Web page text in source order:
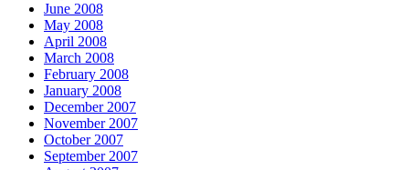
June 2008
May 2008
April 2008
March 2008
February 2008
January 2008
December 2007
November 2007
October 2007
September 2007